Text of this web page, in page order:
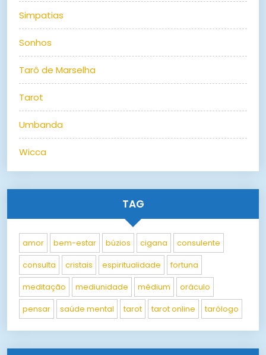
Simpatias
Sonhos
Tarô de Marselha
Tarot
Umbanda
Wicca
TAG
amor bem-estar búzios cigana consulente
consulta cristais espiritualidade fortuna
meditação mediunidade médium oráculo
pensar saúde mental tarot tarot online tarólogo